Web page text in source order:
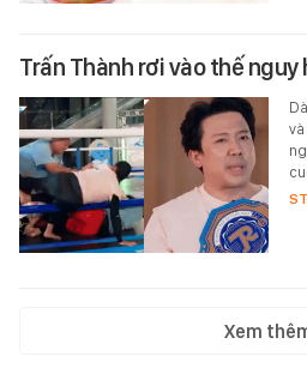
Trấn Thành rơi vào thế nguy
Xem